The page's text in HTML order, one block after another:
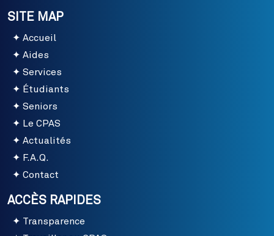
SITE MAP
Accueil
Aides
Services
Étudiants
Seniors
Le CPAS
Actualités
F.A.Q.
Contact
ACCÈS RAPIDES
Transparence